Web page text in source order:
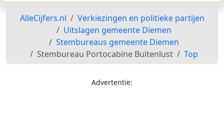
AlleCijfers.nl
Verkiezingen en politieke partijen
Uitslagen gemeente Diemen
Stembureaus gemeente Diemen
Stembureau Portocabine Buitenlust
Top
Advertentie: